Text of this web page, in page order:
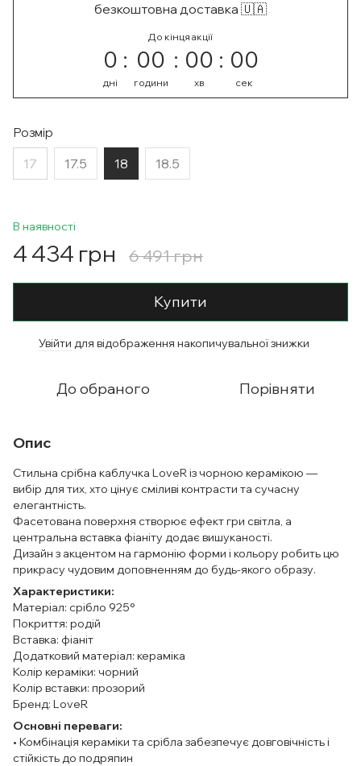
безкоштовна доставка 🇺🇦
До кінця акції
0
дні
00
години
00
хв
00
сек
Розмір
17 17.5 18 18.5
В наявності
4 434 грн 6 491 грн
Купити
Увійти для відображення накопичувальної знижки
До обраного Порівняти
Опис
Стильна срібна каблучка LoveR із чорною керамікою —
вибір для тих, хто цінує сміливі контрасти та сучасну
елегантність.
Фасетована поверхня створює ефект гри світла, а
центральна вставка фіаніту додає вишуканості.
Дизайн з акцентом на гармонію форми і кольору робить цю
прикрасу чудовим доповненням до будь-якого образу.
Характеристики:
Матеріал: срібло 925°
Покриття: родій
Вставка: фіаніт
Додатковий матеріал: кераміка
Колір кераміки: чорний
Колір вставки: прозорий
Бренд: LoveR
Основні переваги:
• Комбінація кераміки та срібла забезпечує довговічність і
стійкість до подряпин